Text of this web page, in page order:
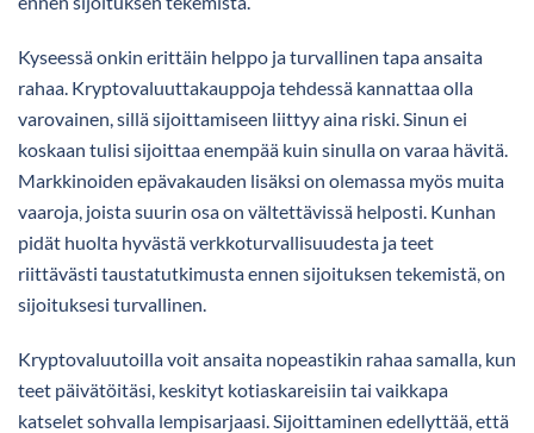
Kyseessä onkin erittäin helppo ja turvallinen tapa ansaita
rahaa. Kryptovaluuttakauppoja tehdessä kannattaa olla
varovainen, sillä sijoittamiseen liittyy aina riski. Sinun ei
koskaan tulisi sijoittaa enempää kuin sinulla on varaa hävitä.
Markkinoiden epävakauden lisäksi on olemassa myös muita
vaaroja, joista suurin osa on vältettävissä helposti. Kunhan
pidät huolta hyvästä verkkoturvallisuudesta ja teet
riittävästi taustatutkimusta ennen sijoituksen tekemistä, on
sijoituksesi turvallinen.
Kryptovaluutoilla voit ansaita nopeastikin rahaa samalla, kun
teet päivätöitäsi, keskityt kotiaskareisiin tai vaikkapa
katselet sohvalla lempisarjaasi. Sijoittaminen edellyttää, että